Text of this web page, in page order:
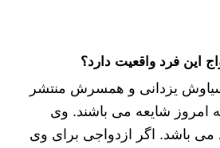
این فرد واقعیت دارد؟
یزدانی و همسرش منتشر
شایعه می باشند. وی
می باشد. اگر ازدواجی برای وی